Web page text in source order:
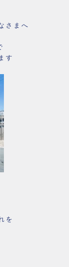
さまへ
す
を